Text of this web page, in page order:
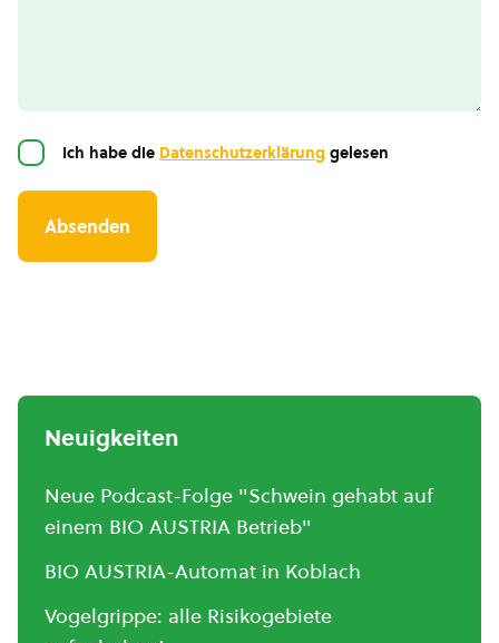
EinwilligungIch habe die Datenschutzerklärung gelesen
Neuigkeiten
Neue Podcast-Folge "Schwein gehabt auf
einem BIO AUSTRIA Betrieb"
BIO AUSTRIA-Automat in Koblach
Vogelgrippe: alle Risikogebiete